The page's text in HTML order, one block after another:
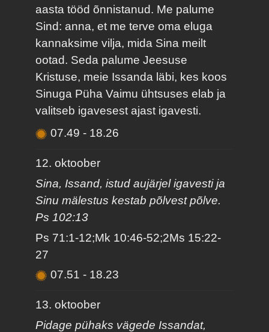
aasta tööd õnnistanud. Me palume
Sind: anna, et me terve oma eluga
kannaksime vilja, mida Sina meilt
ootad. Seda palume Jeesuse
Kristuse, meie Issanda läbi, kes koos
Sinuga Püha Vaimu ühtsuses elab ja
valitseb igavesest ajast igavesti.
07.49- 18.26
12. oktoober
Sina, Issand, istud aujärjel igavesti ja
Sinu mälestus kestab põlvest põlve.
Ps 102:13
Ps 71:1-12;Mk 10:46-52;2Ms 15:22-
27
07.51- 18.23
13. oktoober
Pidage pühaks vägede Issandat,